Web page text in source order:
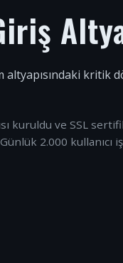
kritik
kuruldu ve SSL
2.000 kullanıcı